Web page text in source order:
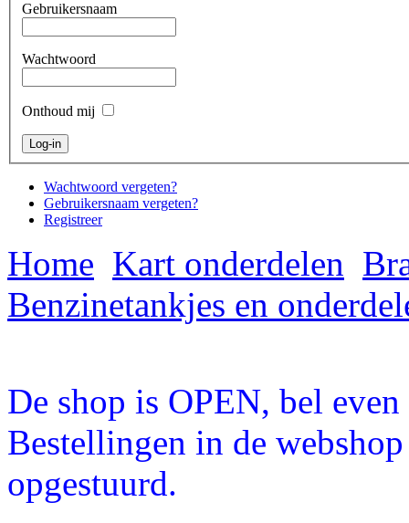
Gebruikersnaam
Wachtwoord
Onthoud mij
Wachtwoord vergeten?
Gebruikersnaam vergeten?
Registreer
Home Kart onderdelen
Benzinetankjes en
De shop is OPEN, bel
Bestellingen in de
opgestuurd.